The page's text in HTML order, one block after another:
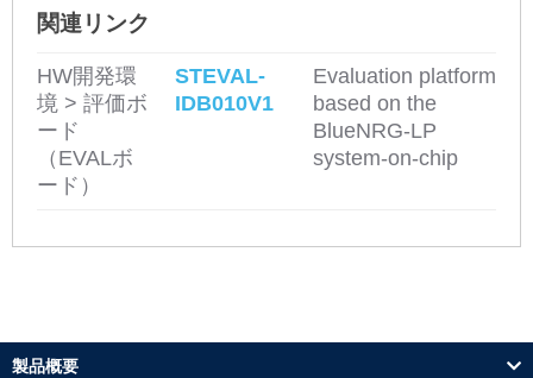
関連リンク
HW開発環
境 > 評価ボ
ード
（EVALボ
ード）
STEVAL-
IDB010V1
Evaluation platform
based on the
BlueNRG-LP
system-on-chip
製品概要